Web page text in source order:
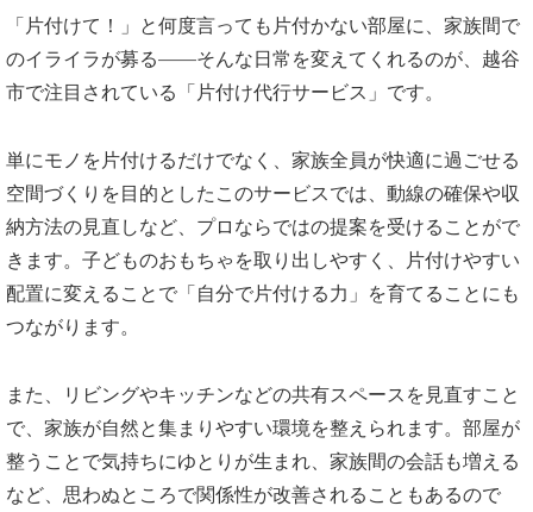
「片付けて！」と何度言っても片付かない部屋に、家族間で
のイライラが募る——そんな日常を変えてくれるのが、越谷
市で注目されている「片付け代行サービス」です。
単にモノを片付けるだけでなく、家族全員が快適に過ごせる
空間づくりを目的としたこのサービスでは、動線の確保や収
納方法の見直しなど、プロならではの提案を受けることがで
きます。子どものおもちゃを取り出しやすく、片付けやすい
配置に変えることで「自分で片付ける力」を育てることにも
つながります。
また、リビングやキッチンなどの共有スペースを見直すこと
で、家族が自然と集まりやすい環境を整えられます。部屋が
整うことで気持ちにゆとりが生まれ、家族間の会話も増える
など、思わぬところで関係性が改善されることもあるので